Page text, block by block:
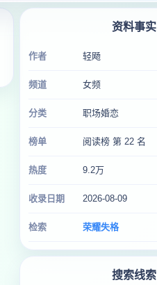
资料事实
作者 轻飏
频道 女频
分类 职场婚恋
榜单 阅读榜 第 22 名
热度 9.2万
收录日期 2026-08-09
检索 荣耀失格
搜索线索